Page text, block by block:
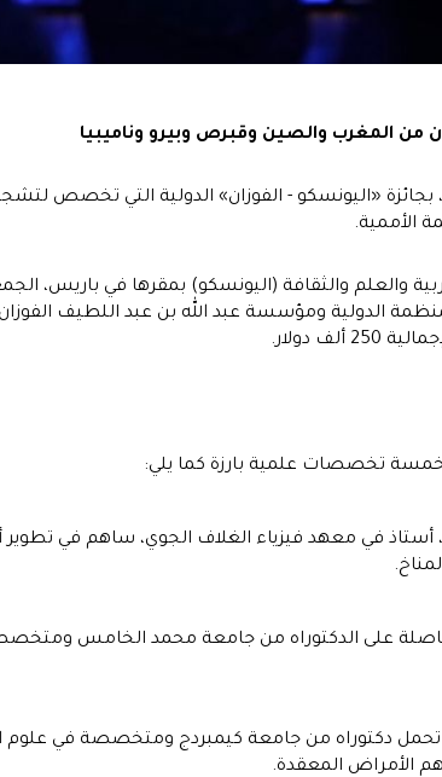
من المغرب والصين وقبرص وبيرو وناميبيا
«اليونسكو - الفوزان» الدولية التي تخصص
والعلم والثقافة (اليونسكو) بمقرها في باريس،
بالشراكة بين المنظمة الدولية ومؤسسة عبد الله بن عبد
دولار.
خمسة تخصصات علمية بارزة كما يلي:
في معهد فيزياء الغلاف الجوي، ساهم في تطوير
على الدكتوراه من جامعة محمد الخامس ومتخصصة
تحمل دكتوراه من جامعة كيمبردج ومتخصصة في علوم
الأمراض المعقدة.